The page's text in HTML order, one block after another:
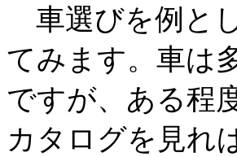
車選びを例と
てみます。車は
ですが、ある程
カタログを見れ